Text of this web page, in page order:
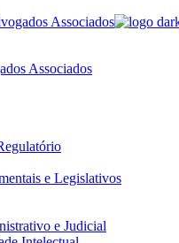
e Legislativos
e Judicial